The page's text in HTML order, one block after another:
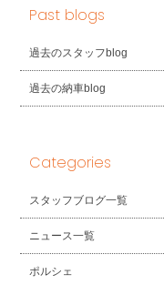
Past blogs
過去のスタッフblog
過去の納車blog
Categories
スタッフブログ一覧
ニュース一覧
ポルシェ